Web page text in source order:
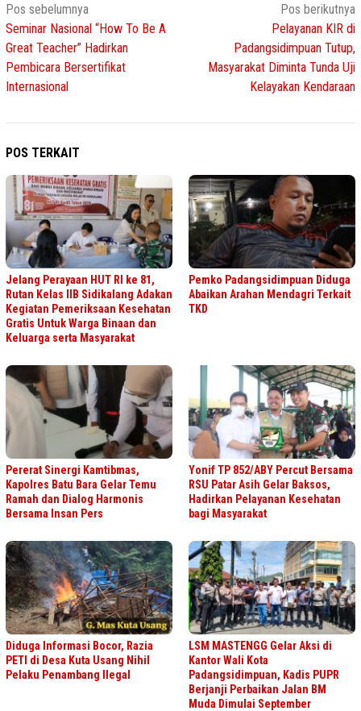
Navigasi
pos
Pos sebelumnya
Seminar Nasional “How To Be A
Great Teacher” Hadirkan
Pembicara Bersertifikat
Internasional
Pos berikutnya
Pelayanan KIR di
Padangsidimpuan Tutup,
Masyarakat Diminta Tunda Uji
Kelayakan Kendaraan
POS TERKAIT
Jelang Perayaan HUT RI ke 81,
Rutan Kelas IIB Sidikalang Adakan
Kegiatan Pemeriksaan Kesehatan
Gratis Untuk Warga Binaan dan
Keluarga serta Masyarakat
Pemko Padangsidimpuan Diduga
Abaikan Arahan Mendagri Terkait
TKD
Pererat Sinergi Kamtibmas,
Kapolres Batu Bara Gelar Temu
Ramah dan Dialog Harmonis
Bersama Insan Pers
Yonif TP 852/ABY Percut Bersama
RSU Patar Asih Gelar Baksos,
Hadirkan Pelayanan Kesehatan
bagi Masyarakat
Diduga Informasi Bocor, Razia
PETI di Desa Kuta Usang Nihil
Pelaku Penambang Ilegal
LSM MASTENGG Gelar Aksi di
Kantor Wali Kota
Padangsidimpuan, Kadis PUPR
Berjanji Perbaikan Jalan BM
Muda Dimulai September